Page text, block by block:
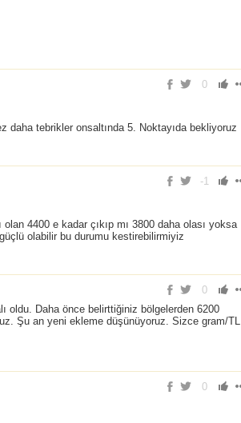
0
daha tebrikler onsaltında 5. Noktayıda bekliyoruz
-1
4400 e kadar çıkıp mı 3800 daha olası yoksa
olabilir bu durumu kestirebilirmiyiz
0
oldu. Daha önce belirttiğiniz bölgelerden 6200
Şu an yeni ekleme düşünüyoruz. Sizce gram/TL
0